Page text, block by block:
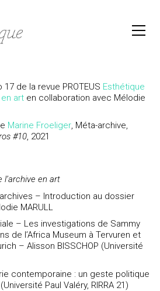
de la revue PROTEUS Esthétique
art en collaboration avec Mélodie
Marine Froeliger, Méta-archive,
#10, 2021
l’archive en art
– Introduction au dossier
MARULL
– Les investigations de Sammy
de l’Africa Museum à Tervuren et
– Alisson BISSCHOP (Université
contemporaine : un geste politique
Paul Valéry, RIRRA 21)